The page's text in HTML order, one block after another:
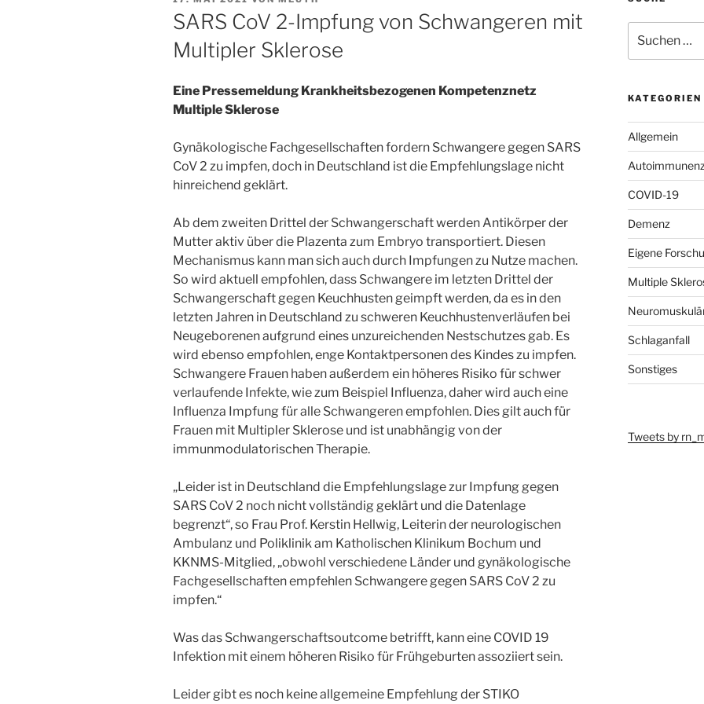
AM
SARS CoV 2-Impfung von Schwangeren mit
Multipler Sklerose
Eine Pressemeldung Krankheitsbezogenen Kompetenznetz
Multiple Sklerose
Gynäkologische Fachgesellschaften fordern Schwangere gegen SARS
CoV 2 zu impfen, doch in Deutschland ist die Empfehlungslage nicht
hinreichend geklärt.
Ab dem zweiten Drittel der Schwangerschaft werden Antikörper der
Mutter aktiv über die Plazenta zum Embryo transportiert. Diesen
Mechanismus kann man sich auch durch Impfungen zu Nutze machen.
So wird aktuell empfohlen, dass Schwangere im letzten Drittel der
Schwangerschaft gegen Keuchhusten geimpft werden, da es in den
letzten Jahren in Deutschland zu schweren Keuchhustenverläufen bei
Neugeborenen aufgrund eines unzureichenden Nestschutzes gab. Es
wird ebenso empfohlen, enge Kontaktpersonen des Kindes zu impfen.
Schwangere Frauen haben außerdem ein höheres Risiko für schwer
verlaufende Infekte, wie zum Beispiel Influenza, daher wird auch eine
Influenza Impfung für alle Schwangeren empfohlen. Dies gilt auch für
Frauen mit Multipler Sklerose und ist unabhängig von der
immunmodulatorischen Therapie.
„Leider ist in Deutschland die Empfehlungslage zur Impfung gegen
SARS CoV 2 noch nicht vollständig geklärt und die Datenlage
begrenzt“, so Frau Prof. Kerstin Hellwig, Leiterin der neurologischen
Ambulanz und Poliklinik am Katholischen Klinikum Bochum und
KKNMS-Mitglied, „obwohl verschiedene Länder und gynäkologische
Fachgesellschaften empfehlen Schwangere gegen SARS CoV 2 zu
impfen.“
Was das Schwangerschaftsoutcome betrifft, kann eine COVID 19
Infektion mit einem höheren Risiko für Frühgeburten assoziiert sein.
Leider gibt es noch keine allgemeine Empfehlung der STIKO
nach:
KATEGORIEN
Allgemein
COVID-19
Demenz
Eigene
Multiple
Schlaganfall
Sonstiges
Tweets by